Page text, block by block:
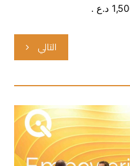
التالي